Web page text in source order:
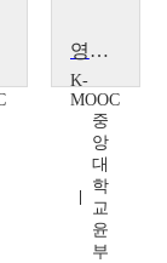
영화로 이해하는 불안과 공포
K-
MOOC
중
앙
대
학
교
윤
부